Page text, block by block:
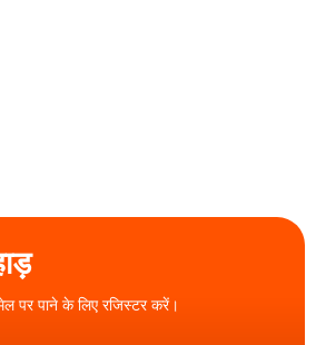
पर पाने के लिए रजिस्टर करें।